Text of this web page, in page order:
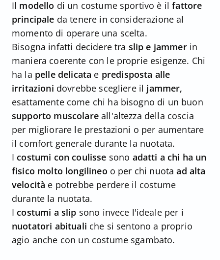
Il modello di un costume sportivo è ilfattore
principale da tenere in considerazione al
momento di operare una scelta.
Bisogna infatti decidere tra slip e jammer in
maniera coerente con le proprie esigenze. Chi
ha la pelle delicata e predisposta alle
irritazioni dovrebbe scegliere il jammer,
esattamente come chi ha bisogno di un buon
supporto muscolareall'altezza della coscia
per migliorare le prestazioni o per aumentare
il comfort generale durante la nuotata.
I costumi con coulisse sono adatti a chi ha un
fisico molto longilineo o per chi nuotaad alta
velocità e potrebbe perdere il costume
durante la nuotata.
I costumi a slip sono invece l'ideale per i
nuotatori abituali che si sentono a proprio
agio anche con un costume sgambato.